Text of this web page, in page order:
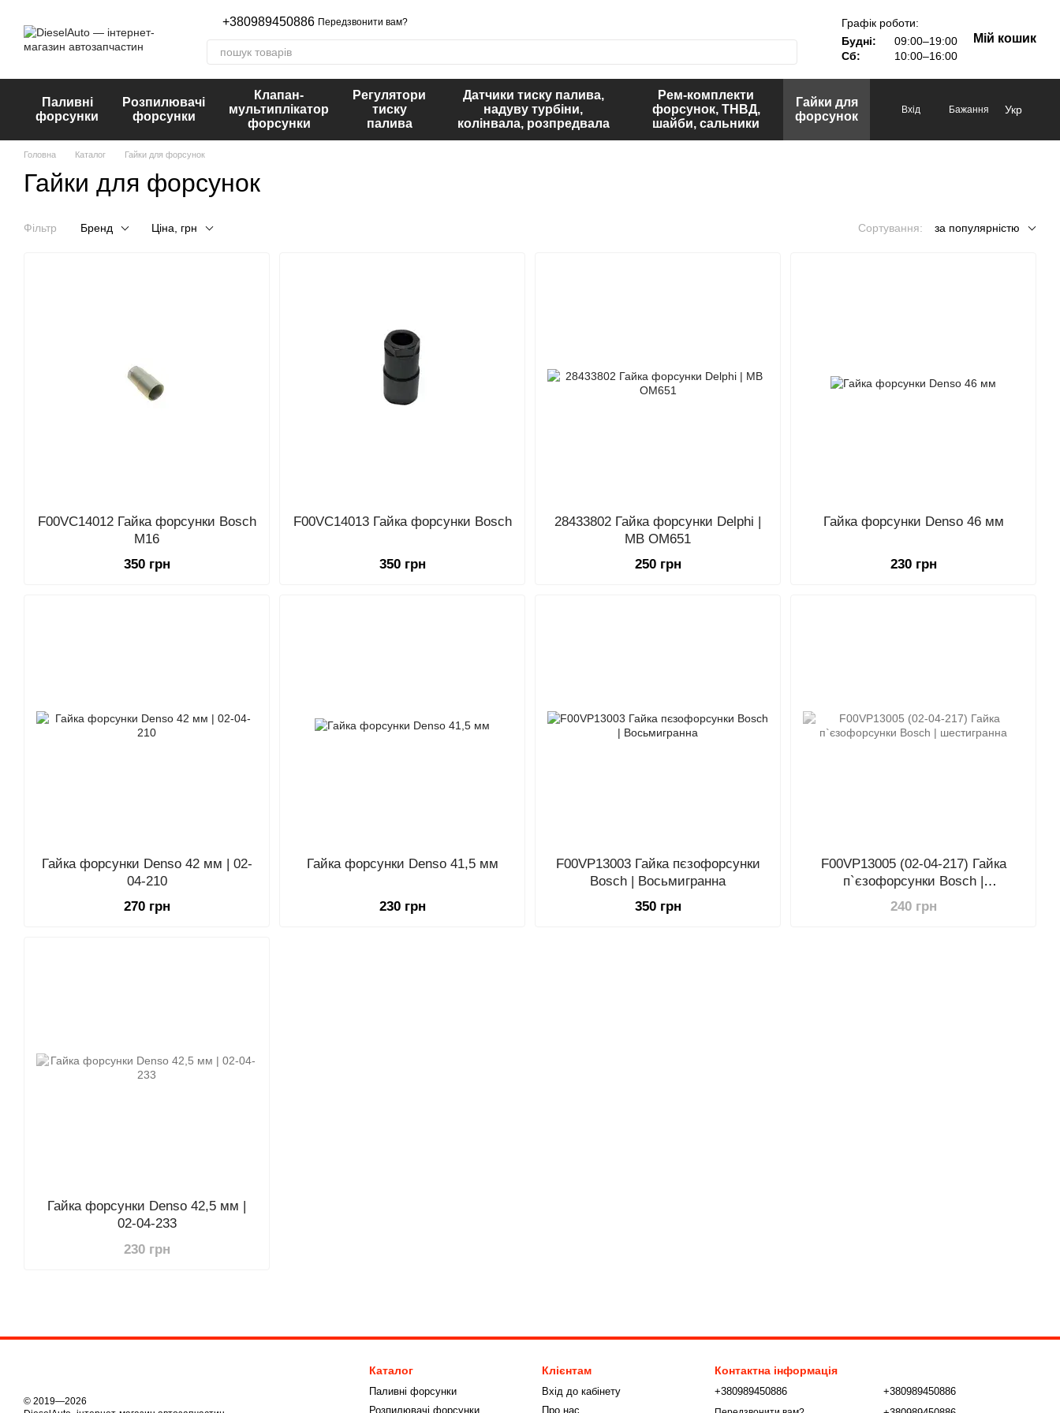
+380989450886 Передзвонити вам?
Графік роботи:
Будні:
09:00–19:00
Сб:
10:00–16:00
Мій кошик
Паливні
форсунки
Розпилювачі
форсунки
Клапан-
мультиплікатор
форсунки
Регулятори
тиску
палива
Датчики тиску палива,
надуву турбіни,
колінвала, розпредвала
Рем-комплекти
форсунок, ТНВД,
шайби, сальники
Гайки для
форсунок
Вхід Бажання Укр
Головна Каталог Гайки для форсунок
Гайки для форсунок
Фільтр Бренд Ціна, грн Сортування: за популярністю
F00VC14012 Гайка форсунки Bosch
M16
350 грн
F00VC14013 Гайка форсунки Bosch
350 грн
28433802 Гайка форсунки Delphi |
MB OM651
250 грн
Гайка форсунки Denso 46 мм
230 грн
Гайка форсунки Denso 42 мм | 02-
04-210
270 грн
Гайка форсунки Denso 41,5 мм
230 грн
F00VP13003 Гайка пєзофорсунки
Bosch | Восьмигранна
350 грн
F00VP13005 (02-04-217) Гайка
п`єзофорсунки Bosch |
шестигранна
240 грн
Гайка форсунки Denso 42,5 мм |
02-04-233
230 грн
© 2019—2026
Каталог
Паливні форсунки
Розпилювачі форсунки
Клієнтам
Вхід до кабінету
Про нас
Контактна інформація
+380989450886
+380989450886